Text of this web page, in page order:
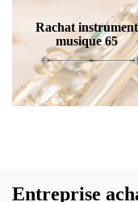
Rachat
musique 65
Entreprise